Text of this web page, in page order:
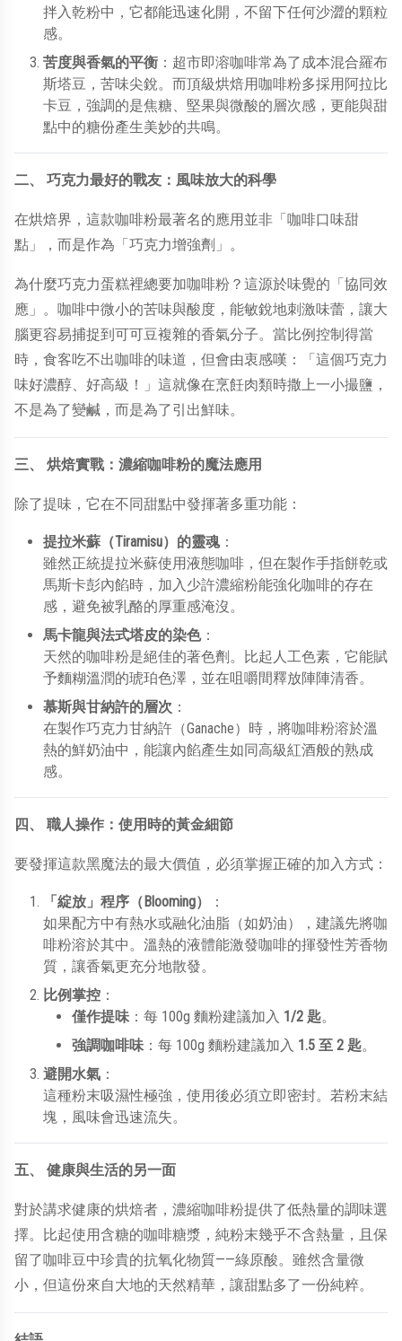
拌入乾粉中，它都能迅速化開，不留下任何沙澀的顆粒
感。
苦度與香氣的平衡 ：超市即溶咖啡常為了成本混合羅布
斯塔豆，苦味尖銳。而頂級烘焙用咖啡粉多採用阿拉比
卡豆，強調的是焦糖、堅果與微酸的層次感，更能與甜
點中的糖份產生美妙的共鳴。
二、 巧克力最好的戰友：風味放大的科學
在烘焙界，這款咖啡粉最著名的應用並非「咖啡口味甜
點」，而是作為「巧克力增強劑」。
為什麼巧克力蛋糕裡總要加咖啡粉？這源於味覺的「協同效
應」。咖啡中微小的苦味與酸度，能敏銳地刺激味蕾，讓大
腦更容易捕捉到可可豆複雜的香氣分子。當比例控制得當
時，食客吃不出咖啡的味道，但會由衷感嘆：「這個巧克力
味好濃醇、好高級！」這就像在烹飪肉類時撒上一小撮鹽，
不是為了變鹹，而是為了引出鮮味。
三、 烘焙實戰：濃縮咖啡粉的魔法應用
除了提味，它在不同甜點中發揮著多重功能：
提拉米蘇（Tiramisu）的靈魂：
雖然正統提拉米蘇使用液態咖啡，但在製作手指餅乾或
馬斯卡彭內餡時，加入少許濃縮粉能強化咖啡的存在
感，避免被乳酪的厚重感淹沒。
馬卡龍與法式塔皮的染色：
天然的咖啡粉是絕佳的著色劑。比起人工色素，它能賦
予麵糊溫潤的琥珀色澤，並在咀嚼間釋放陣陣清香。
慕斯與甘納許的層次 ：
在製作巧克力甘納許（Ganache）時，將咖啡粉溶於溫
熱的鮮奶油中，能讓內餡產生如同高級紅酒般的熟成
感。
四、 職人操作：使用時的黃金細節
要發揮這款黑魔法的最大價值，必須掌握正確的加入方式：
「綻放」程序（ Blooming）
：
如果配方中有熱水或融化油脂（如奶油），建議先將咖
啡粉溶於其中。溫熱的液體能激發咖啡的揮發性芳香物
質，讓香氣更充分地散發。
比例掌控 ：
僅作提味 ：每 100g 麵粉建議加入 1/2 匙。
強調咖啡味 ：每 100g 麵粉建議加入 1.5 至 2 匙。
避開水氣 ：
這種粉末吸濕性極強，使用後必須立即密封。若粉末結
塊，風味會迅速流失。
五、 健康與生活的另一面
對於講求健康的烘焙者，濃縮咖啡粉提供了低熱量的調味選
擇。比起使用含糖的咖啡糖漿，純粉末幾乎不含熱量，且保
留了咖啡豆中珍貴的抗氧化物質——綠原酸。雖然含量微
小，但這份來自大地的天然精華，讓甜點多了一份純粹。